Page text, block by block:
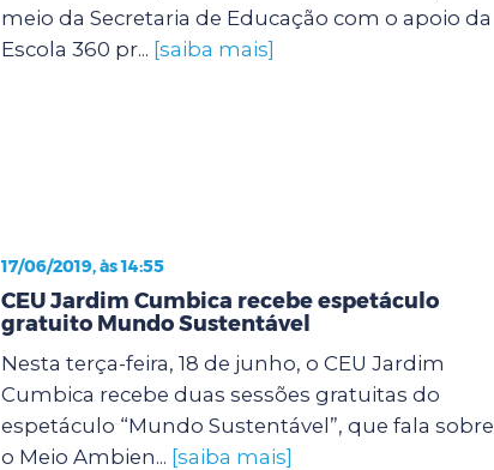
meio da Secretaria de Educação com o apoio da
Escola 360 pr... [saiba mais]
17/06/2019, às 14:55
CEU Jardim Cumbica recebe espetáculo
gratuito Mundo Sustentável
Nesta terça-feira, 18 de junho, o CEU Jardim
Cumbica recebe duas sessões gratuitas do
espetáculo “Mundo Sustentável”, que fala sobre
o Meio Ambien... [saiba mais]